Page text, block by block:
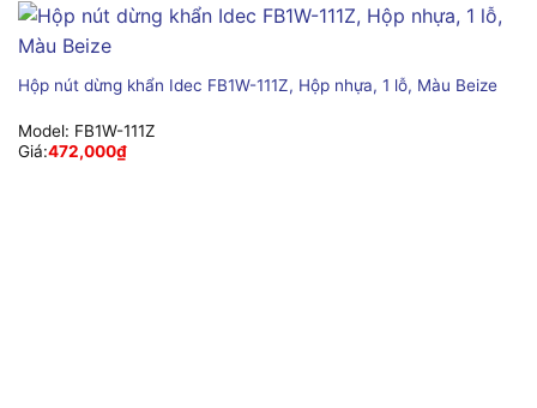
Hộp nút dừng khẩn Idec FB1W-111Z, Hộp nhựa, 1 lỗ, Màu Beize
Model: FB1W-111Z
Giá:472,000₫